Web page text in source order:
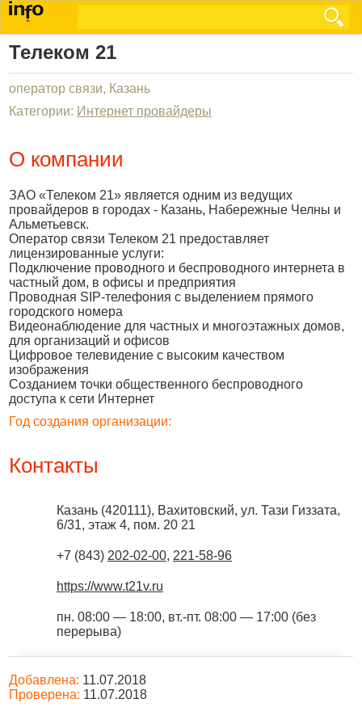
Телеком 21
оператор связи, Казань
Категории: Интернет провайдеры
О компании
ЗАО «Телеком 21» является одним из ведущих
провайдеров в городах - Казань, Набережные Челны и
Альметьевск.
Оператор связи Телеком 21 предоставляет
лицензированные услуги:
Подключение проводного и беспроводного интернета в
частный дом, в офисы и предприятия
Проводная SIP-телефония с выделением прямого
городского номера
Видеонаблюдение для частных и многоэтажных домов,
для организаций и офисов
Цифровое телевидение с высоким качеством
изображения
Созданием точки общественного беспроводного
доступа к сети Интернет
Год создания организации:
Контакты
Казань (420111), Вахитовский, ул. Тази Гиззата,
6/31, этаж 4, пом. 20 21
+7 (843) 202-02-00, 221-58-96
https://www.t21v.ru
пн. 08:00 — 18:00, вт.-пт. 08:00 — 17:00 (без
перерыва)
Добавлена: 11.07.2018
Проверена: 11.07.2018